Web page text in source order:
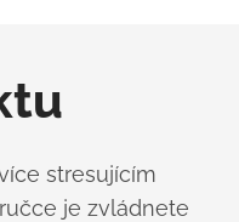
stresujícím
je zvládnete